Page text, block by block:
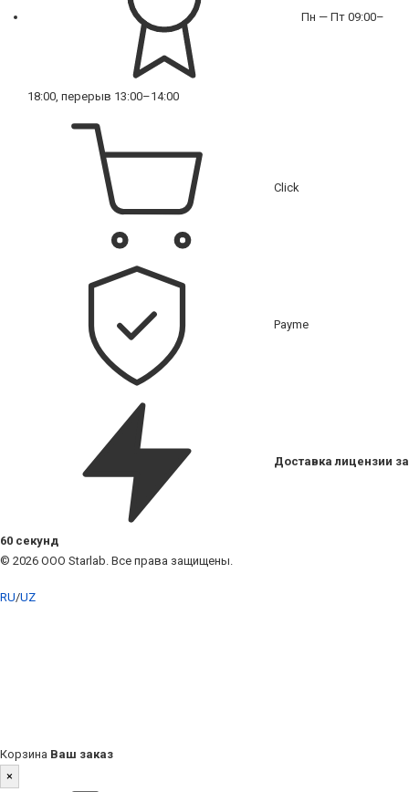
Пн — Пт 09:00–
18:00, перерыв 13:00–14:00
Click
Payme
Доставка лицензии за
60 секунд
© 2026 ООО Starlab. Все права защищены.
RU/UZ
Корзина Ваш заказ
×